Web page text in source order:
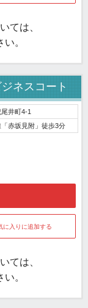
ては、
。
ネスコート
井町4-1
赤坂見附」徒歩3分
に入りに追加する
ては、
。